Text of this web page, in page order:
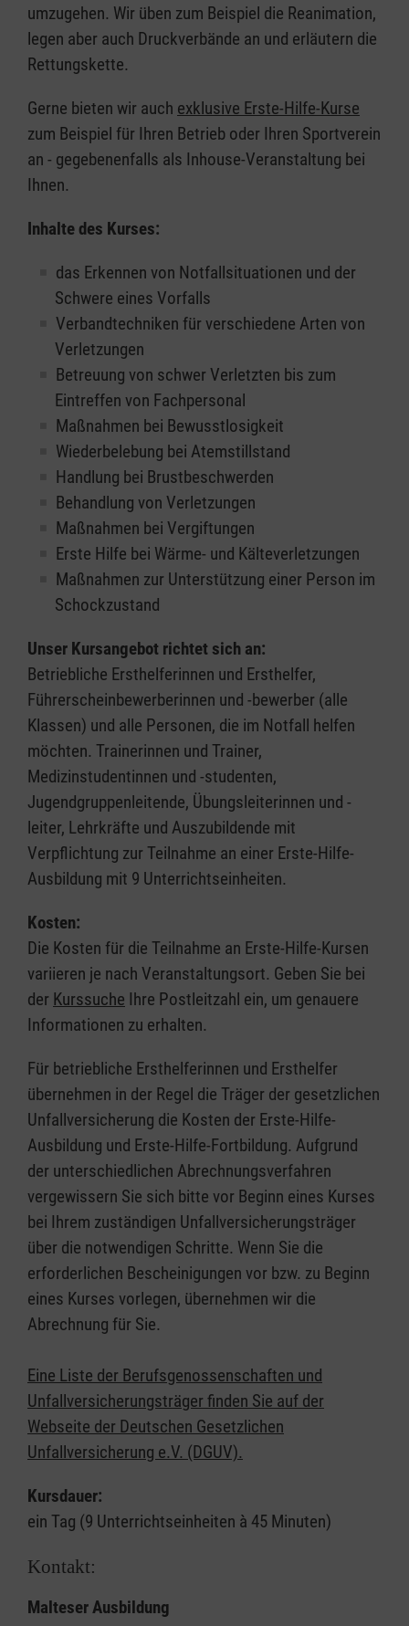
umzugehen. Wir üben zum Beispiel die Reanimation,
legen aber auch Druckverbände an und erläutern die
Rettungskette.
Gerne bieten wir auch exklusive Erste-Hilfe-Kurse
zum Beispiel für Ihren Betrieb oder Ihren Sportverein
an - gegebenenfalls als Inhouse-Veranstaltung bei
Ihnen.
Inhalte des Kurses:
das Erkennen von Notfallsituationen und der
Schwere eines Vorfalls
Verbandtechniken für verschiedene Arten von
Verletzungen
Betreuung von schwer Verletzten bis zum
Eintreffen von Fachpersonal
Maßnahmen bei Bewusstlosigkeit
Wiederbelebung bei Atemstillstand
Handlung bei Brustbeschwerden
Behandlung von Verletzungen
Maßnahmen bei Vergiftungen
Erste Hilfe bei Wärme- und Kälteverletzungen
Maßnahmen zur Unterstützung einer Person im
Schockzustand
Unser Kursangebot richtet sich an:
Betriebliche Ersthelferinnen und Ersthelfer,
Führerscheinbewerberinnen und -bewerber (alle
Klassen) und alle Personen, die im Notfall helfen
möchten. Trainerinnen und Trainer,
Medizinstudentinnen und -studenten,
Jugendgruppenleitende, Übungsleiterinnen und -
leiter, Lehrkräfte und Auszubildende mit
Verpflichtung zur Teilnahme an einer Erste-Hilfe-
Ausbildung mit 9 Unterrichtseinheiten.
Kosten:
Die Kosten für die Teilnahme an Erste-Hilfe-Kursen
variieren je nach Veranstaltungsort. Geben Sie bei
der Kurssuche Ihre Postleitzahl ein, um genauere
Informationen zu erhalten.
Für betriebliche Ersthelferinnen und Ersthelfer
übernehmen in der Regel die Träger der gesetzlichen
Unfallversicherung die Kosten der Erste-Hilfe-
Ausbildung und Erste-Hilfe-Fortbildung. Aufgrund
der unterschiedlichen Abrechnungsverfahren
vergewissern Sie sich bitte vor Beginn eines Kurses
bei Ihrem zuständigen Unfallversicherungsträger
über die notwendigen Schritte. Wenn Sie die
erforderlichen Bescheinigungen vor bzw. zu Beginn
eines Kurses vorlegen, übernehmen wir die
Abrechnung für Sie.
Eine Liste der Berufsgenossenschaften und
Unfallversicherungsträger finden Sie auf der
Webseite der Deutschen Gesetzlichen
Unfallversicherung e.V. (DGUV).
Kursdauer:
ein Tag (9 Unterrichtseinheiten à 45 Minuten)
Kontakt:
Malteser Ausbildung